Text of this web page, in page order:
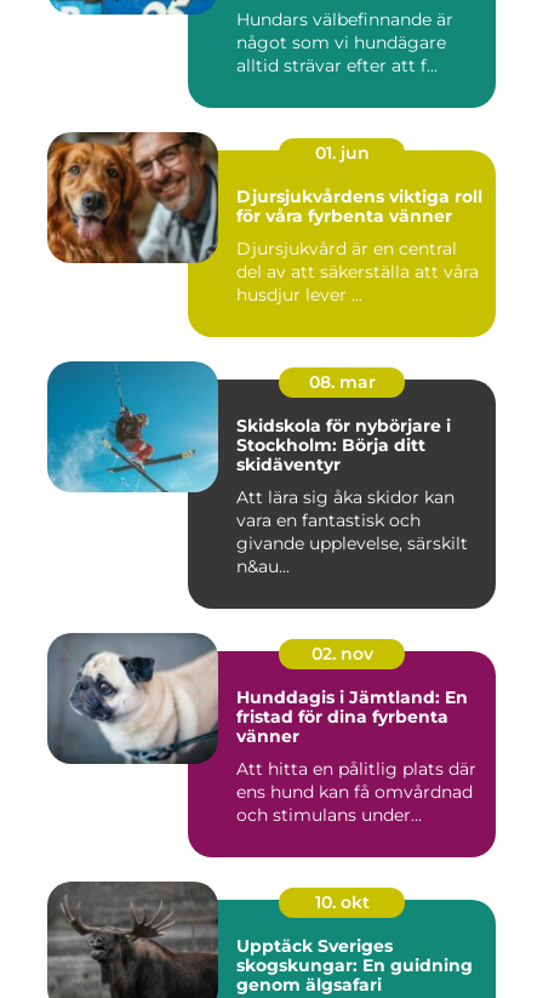
Hundars välbefinnande är
något som vi hundägare
alltid strävar efter att f...
01. jun
Djursjukvårdens viktiga roll
för våra fyrbenta vänner
Djursjukvård är en central
del av att säkerställa att våra
husdjur lever ...
08. mar
Skidskola för nybörjare i
Stockholm: Börja ditt
skidäventyr
Att lära sig åka skidor kan
vara en fantastisk och
givande upplevelse, särskilt
n&au...
02. nov
Hunddagis i Jämtland: En
fristad för dina fyrbenta
vänner
Att hitta en pålitlig plats där
ens hund kan få omvårdnad
och stimulans under...
10. okt
Upptäck Sveriges
skogskungar: En guidning
genom älgsafari